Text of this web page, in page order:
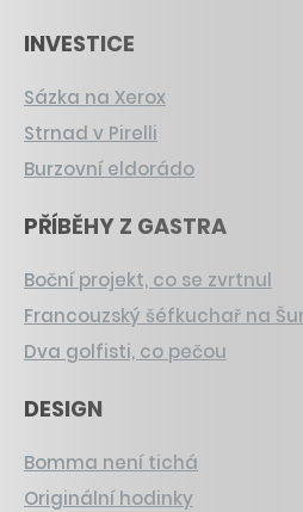
INVESTICE
Sázka na Xerox
Strnad v Pirelli
Burzovní eldorádo
PŘÍBĚHY Z GASTRA
Boční projekt, co se zvrtnul
Francouzský šéfkuchař na
Dva golfisti, co pečou
DESIGN
Bomma není tichá
Originální hodinky